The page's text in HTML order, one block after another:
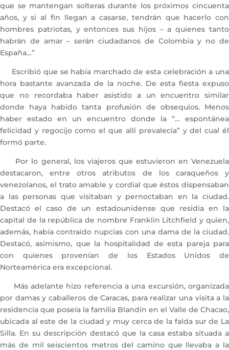
que se mantengan solteras durante los próximos cincuenta
años, y si al fin llegan a casarse, tendrán que hacerlo con
hombres patriotas, y entonces sus hijos – a quienes tanto
habrán de amar – serán ciudadanos de Colombia y no de
España…”
Escribió que se había marchado de esta celebración a una
hora bastante avanzada de la noche. De esta fiesta expuso
que no recordaba haber asistido a un encuentro similar
donde haya habido tanta profusión de obsequios. Menos
haber estado en un encuentro donde la “… espontánea
felicidad y regocijo como el que allí prevalecía” y del cual él
formó parte.
Por lo general, los viajeros que estuvieron en Venezuela
destacaron, entre otros atributos de los caraqueños y
venezolanos, el trato amable y cordial que éstos dispensaban
a las personas que visitaban y pernoctaban en la ciudad.
Destacó el caso de un estadounidense que residía en la
capital de la república de nombre Franklin Litchfield y quien,
además, había contraído nupcias con una dama de la ciudad.
Destacó, asimismo, que la hospitalidad de esta pareja para
con quienes provenían de los Estados Unidos de
Norteamérica era excepcional.
Más adelante hizo referencia a una excursión, organizada
por damas y caballeros de Caracas, para realizar una visita a la
residencia que poseía la familia Blandín en el Valle de Chacao,
ubicada al este de la ciudad y muy cerca de la falda sur de La
Silla. En su descripción destacó que la casa estaba situada a
más de mil seiscientos metros del camino que llevaba a la